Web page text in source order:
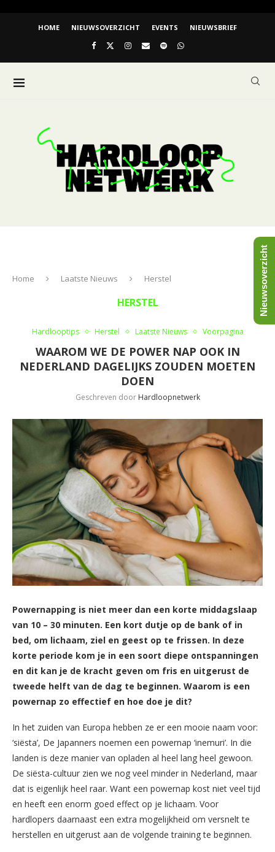
HOME NIEUWSOVERZICHT EVENTS NIEUWSBRIEF
Home Laatste Nieuws Herstel
HERSTEL
Hardlooptips Herstel Laatste Nieuws Voorpagina
WAAROM WE DE POWER NAP OOK IN
NEDERLAND DAGELIJKS ZOUDEN MOETEN
DOEN
Geschreven door Hardloopnetwerk
Powernapping is niet meer dan een korte middagslaap
van 10 – 30 minuten. Een kort dutje op de bank of in
bed, om lichaam, ziel en geest op te frissen. In deze
korte periode kom je in een soort diepe ontspanningen
en dit kan je de kracht geven om fris en uitgerust de
tweede helft van de dag te beginnen. Waarom is een
powernap zo effectief en hoe doe je dit?
In het zuiden van Europa hebben ze er een mooie naam voor:
‘siësta’, De Japanners noemen een powernap ‘inemuri’. In die
landen is deze manier van opladen al heel lang heel gewoon.
De siësta-cultuur zien we nog veel minder in Nederland, maar
dat is eigenlijk heel raar. Want een powernap kost niet veel tijd
en heeft een enorm goed effect op je lichaam. Voor
hardlopers daarnaast een extra mogelijkheid om versnelt te
herstellen en uitgerust aan de volgende training te beginnen.
Nieuwsoverzicht